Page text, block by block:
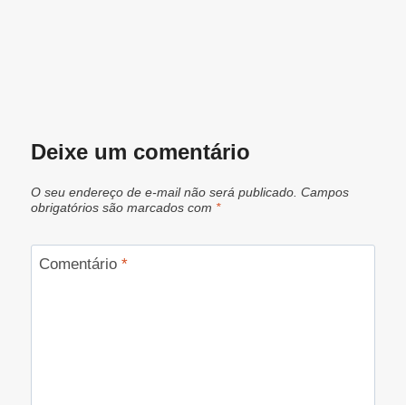
Deixe um comentário
O seu endereço de e-mail não será publicado. Campos
obrigatórios são marcados com *
Comentário *